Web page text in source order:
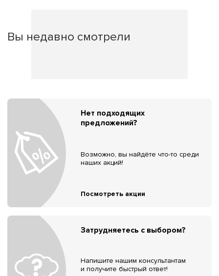
Вы недавно смотрели
Нет подходящих
предложений?
Возможно, вы найдёте что-то среди
наших акций!
Посмотреть акции
Затрудняетесь с выбором?
Напишите нашим консультантам
и получите быстрый ответ!